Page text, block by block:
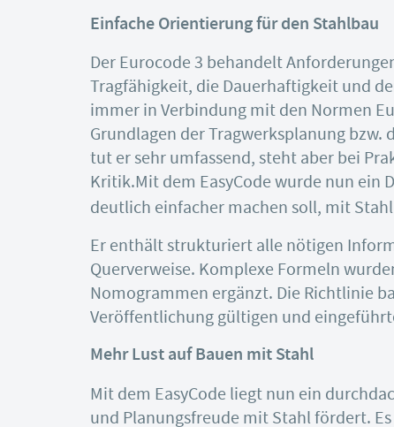
Einfache Orientierung für den Stahlbau
Der Eurocode 3 behandelt
Tragfähigkeit, die Dauerhaftigkeit und
immer in Verbindung mit den Normen
Grundlagen der Tragwerksplanung bzw.
tut er sehr umfassend, steht aber bei
Kritik.Mit dem EasyCode wurde nun ein
deutlich einfacher machen soll, mit
Er enthält strukturiert alle nötigen
Querverweise. Komplexe Formeln
Nomogrammen ergänzt. Die Richtlinie
Veröffentlichung gültigen und
Mehr Lust auf Bauen mit Stahl
Mit dem EasyCode liegt nun ein
und Planungsfreude mit Stahl fördert.